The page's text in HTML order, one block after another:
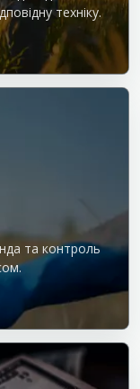
техніку.
та контроль